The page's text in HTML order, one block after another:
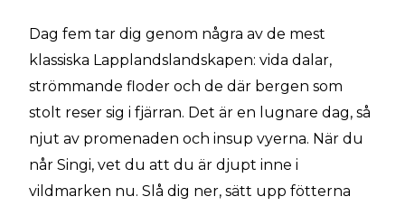
Dag fem tar dig genom några av de mest
klassiska Lapplandslandskapen: vida dalar,
strömmande floder och de där bergen som
stolt reser sig i fjärran. Det är en lugnare dag, så
njut av promenaden och insup vyerna. När du
når Singi, vet du att du är djupt inne i
vildmarken nu. Slå dig ner, sätt upp fötterna